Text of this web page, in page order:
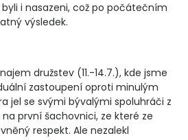
byli i nasazeni, což po počátečním
výsledek.
družstev (11.-14.7.), kde jsme
zastoupení oproti minulým
jel se svými bývalými spoluhráči z
první šachovnici, ze které ze
respekt. Ale nezalekl